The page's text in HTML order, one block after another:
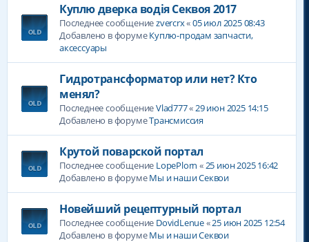
Куплю дверка водія Секвоя 2017
Последнее сообщениеzvercrx«05 июл 2025 08:43
Добавлено в форумеКуплю-продам запчасти,
аксессуары
Гидротрансформатор или нет? Кто
менял?
Последнее сообщениеVlad777« 29 июн 2025 14:15
Добавлено в форумеТрансмиссия
Крутой поварской портал
Последнее сообщение LopePlorn « 25 июн 2025 16:42
Добавлено в форумеМы и наши Секвои
Новейший рецептурный портал
Последнее сообщение DovidLenue«25 июн 2025 12:54
Добавлено в форумеМы и наши Секвои